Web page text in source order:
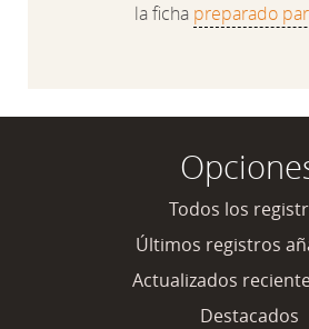
la ficha preparado
Todos los
Últimos registros
Actualizados
Destacados